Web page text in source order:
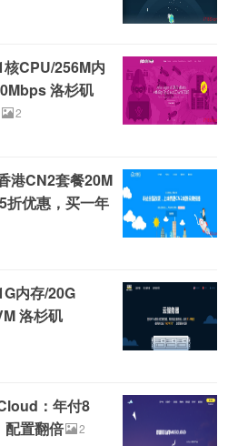
CPU/256M内
洛杉矶
2
港CN2套餐20M
折优惠，买一年
内存/20G
洛杉矶
：年付8
配置翻倍
2